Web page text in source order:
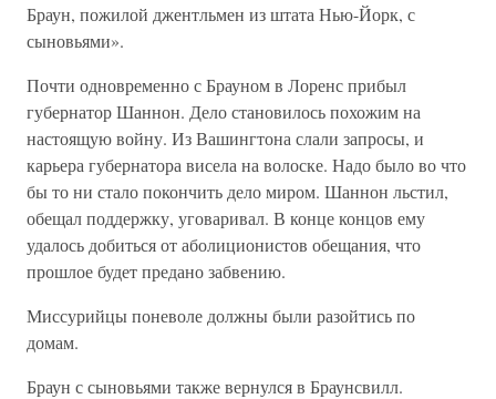
Браун, пожилой джентльмен из штата Нью-Йорк, с
сыновьями».
Почти одновременно с Брауном в Лоренс прибыл
губернатор Шаннон. Дело становилось похожим на
настоящую войну. Из Вашингтона слали запросы, и
карьера губернатора висела на волоске. Надо было во что
бы то ни стало покончить дело миром. Шаннон льстил,
обещал поддержку, уговаривал. В конце концов ему
удалось добиться от аболиционистов обещания, что
прошлое будет предано забвению.
Миссурийцы поневоле должны были разойтись по
домам.
Браун с сыновьями также вернулся в Браунсвилл.